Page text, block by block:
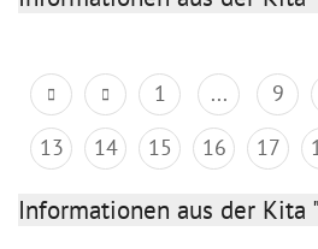
1 ... 9
13
14 15 16 17
Informationen aus der Kita